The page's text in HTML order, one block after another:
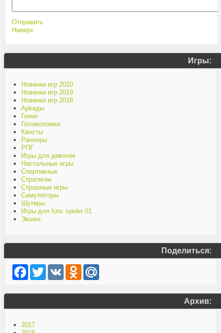
Отправить
Наверх
Игры:
Новинки игр 2020
Новинки игр 2019
Новинки игр 2018
Аркады
Гонки
Головоломки
Квесты
Раннеры
РПГ
Игры для девочек
Настольные игры
Спортивные
Стратегии
Страшные игры
Симуляторы
Шутеры
Игры для func spider 01
Экшен
Поделиться:
Facebook
TwitterVK Odnoklassniki
Mail.Ru
Архив:
2017